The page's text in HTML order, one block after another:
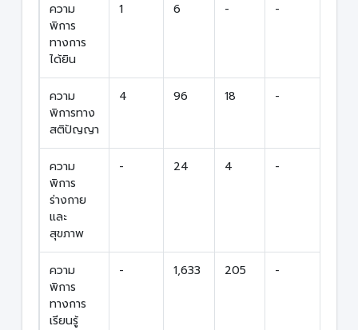
ความ
พิการ
ทางการ
ได้ยิน
1 6 - -
ความ
พิการทาง
สติปัญญา
4 96 18 -
ความ
พิการ
ร่างกาย
และ
สุขภาพ
- 24 4 -
ความ
พิการ
ทางการ
เรียนรู้
- 1,633 205 -